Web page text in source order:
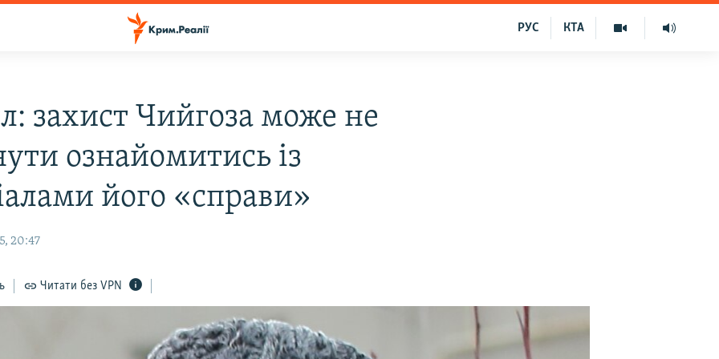
КТА
РУС
захист Чийгоза може не
ознайомитись із
його «справи»
20:47
Читати без VPN